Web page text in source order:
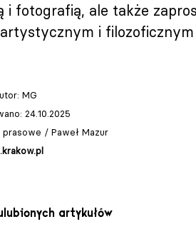
fotografią, ale także
i filozoficznym
MG
24.10.2025
prasowe / Paweł Mazur
artykułów